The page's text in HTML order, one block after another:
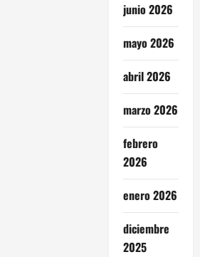
junio 2026
mayo 2026
abril 2026
marzo 2026
febrero
2026
enero 2026
diciembre
2025